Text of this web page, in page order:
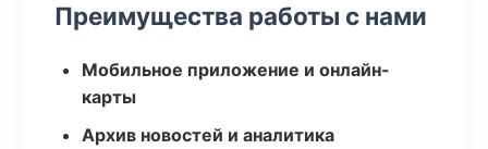
Преимущества работы с нами
Мобильное приложение и онлайн-
карты
Архив новостей и аналитика